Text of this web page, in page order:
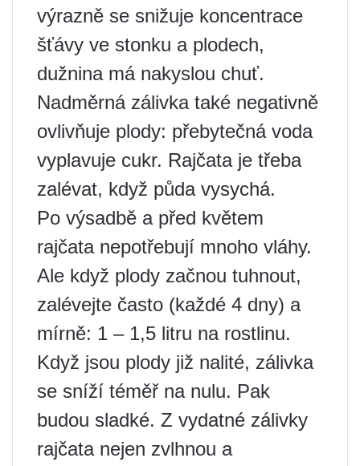
výrazně se snižuje koncentrace
šťávy ve stonku a plodech,
dužnina má nakyslou chuť.
Nadměrná zálivka také negativně
ovlivňuje plody: přebytečná voda
vyplavuje cukr. Rajčata je třeba
zalévat, když půda vysychá.
Po výsadbě a před květem
rajčata nepotřebují mnoho vláhy.
Ale když plody začnou tuhnout,
zalévejte často (každé 4 dny) a
mírně: 1 – 1,5 litru na rostlinu.
Když jsou plody již nalité, zálivka
se sníží téměř na nulu. Pak
budou sladké. Z vydatné zálivky
rajčata nejen zvlhnou a